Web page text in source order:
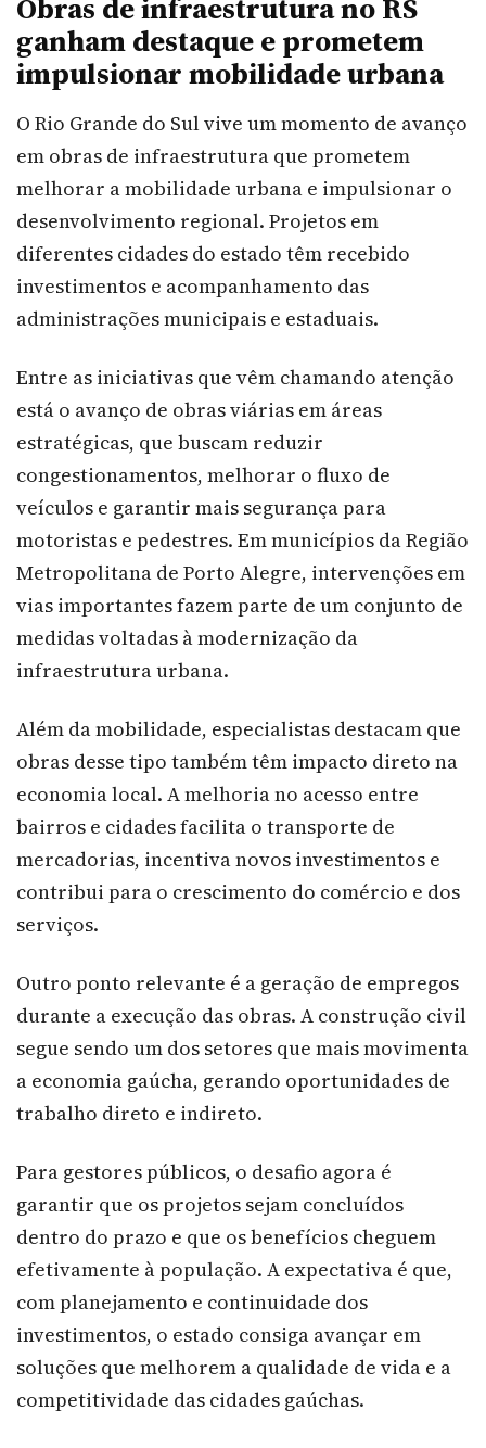
Obras de infraestrutura no RS
ganham destaque e prometem
impulsionar mobilidade urbana
O Rio Grande do Sul vive um momento de avanço
em obras de infraestrutura que prometem
melhorar a mobilidade urbana e impulsionar o
desenvolvimento regional. Projetos em
diferentes cidades do estado têm recebido
investimentos e acompanhamento das
administrações municipais e estaduais.
Entre as iniciativas que vêm chamando atenção
está o avanço de obras viárias em áreas
estratégicas, que buscam reduzir
congestionamentos, melhorar o fluxo de
veículos e garantir mais segurança para
motoristas e pedestres. Em municípios da Região
Metropolitana de Porto Alegre, intervenções em
vias importantes fazem parte de um conjunto de
medidas voltadas à modernização da
infraestrutura urbana.
Além da mobilidade, especialistas destacam que
obras desse tipo também têm impacto direto na
economia local. A melhoria no acesso entre
bairros e cidades facilita o transporte de
mercadorias, incentiva novos investimentos e
contribui para o crescimento do comércio e dos
serviços.
Outro ponto relevante é a geração de empregos
durante a execução das obras. A construção civil
segue sendo um dos setores que mais movimenta
a economia gaúcha, gerando oportunidades de
trabalho direto e indireto.
Para gestores públicos, o desafio agora é
garantir que os projetos sejam concluídos
dentro do prazo e que os benefícios cheguem
efetivamente à população. A expectativa é que,
com planejamento e continuidade dos
investimentos, o estado consiga avançar em
soluções que melhorem a qualidade de vida e a
competitividade das cidades gaúchas.